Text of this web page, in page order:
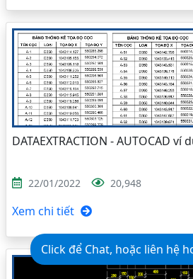
DATAEXTRACTION - AUTOCAD
22/01/2022 20,948
Xem chi tiết
Click để Chat, hoặc liên hệ